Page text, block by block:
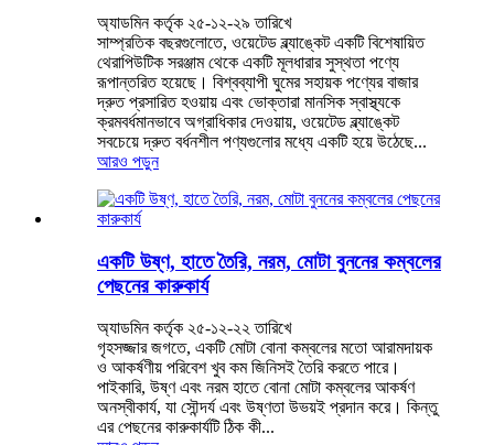
অ্যাডমিন কর্তৃক ২৫-১২-২৯ তারিখে
সাম্প্রতিক বছরগুলোতে, ওয়েটেড ব্ল্যাঙ্কেট একটি বিশেষায়িত
থেরাপিউটিক সরঞ্জাম থেকে একটি মূলধারার সুস্থতা পণ্যে
রূপান্তরিত হয়েছে। বিশ্বব্যাপী ঘুমের সহায়ক পণ্যের বাজার
দ্রুত প্রসারিত হওয়ায় এবং ভোক্তারা মানসিক স্বাস্থ্যকে
ক্রমবর্ধমানভাবে অগ্রাধিকার দেওয়ায়, ওয়েটেড ব্ল্যাঙ্কেট
সবচেয়ে দ্রুত বর্ধনশীল পণ্যগুলোর মধ্যে একটি হয়ে উঠেছে...
আরও পড়ুন
একটি উষ্ণ, হাতে তৈরি, নরম, মোটা বুননের কম্বলের
পেছনের কারুকার্য
অ্যাডমিন কর্তৃক ২৫-১২-২২ তারিখে
গৃহসজ্জার জগতে, একটি মোটা বোনা কম্বলের মতো আরামদায়ক
ও আকর্ষণীয় পরিবেশ খুব কম জিনিসই তৈরি করতে পারে।
পাইকারি, উষ্ণ এবং নরম হাতে বোনা মোটা কম্বলের আকর্ষণ
অনস্বীকার্য, যা সৌন্দর্য এবং উষ্ণতা উভয়ই প্রদান করে। কিন্তু
এর পেছনের কারুকার্যটি ঠিক কী...